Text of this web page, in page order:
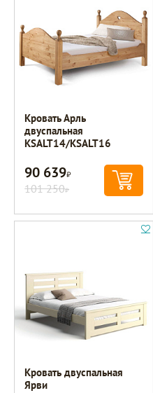
Кровать Арль
двуспальная
KSALT14/KSALT16
90 639Р
101 250Р
Кровать двуспальная
Ярви